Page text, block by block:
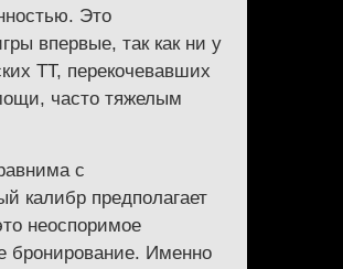
Это
впервые, так как ни у
ТТ, перекочевавших
часто тяжелым
с
калибр предполагает
неоспоримое
бронирование. Именно